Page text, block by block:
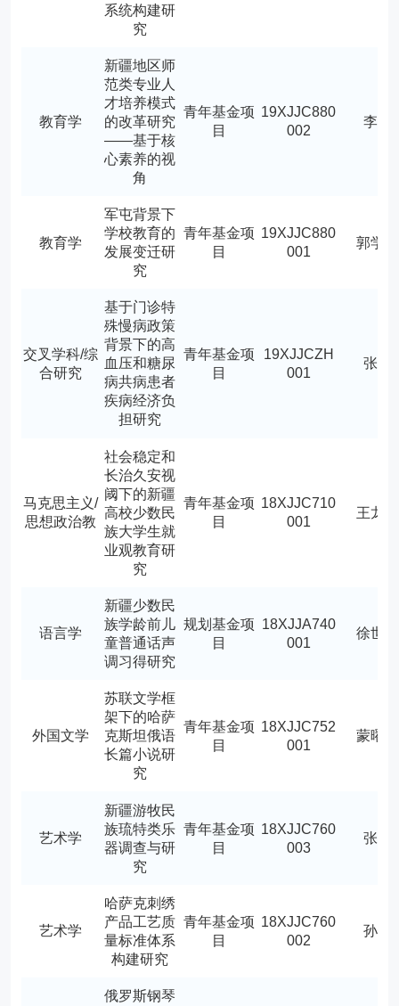
系统构建研
究
教育学
新疆地区师
范类专业人
才培养模式
的改革研究
——基于核
心素养的视
角
青年基金项
目
19XJJC880
002
李适
教育学
军屯背景下
学校教育的
发展变迁研
究
青年基金项
目
19XJJC880
001
郭学军
交叉学科/综
合研究
基于门诊特
殊慢病政策
背景下的高
血压和糖尿
病共病患者
疾病经济负
担研究
青年基金项
目
19XJJCZH
001
张梅
马克思主义/
思想政治教
社会稳定和
长治久安视
阈下的新疆
高校少数民
族大学生就
业观教育研
究
青年基金项
目
18XJJC710
001
王龙淼
语言学
新疆少数民
族学龄前儿
童普通话声
调习得研究
规划基金项
目
18XJJA740
001
徐世昌
外国文学
苏联文学框
架下的哈萨
克斯坦俄语
长篇小说研
究
青年基金项
目
18XJJC752
001
蒙曜登
艺术学
新疆游牧民
族琉特类乐
器调查与研
究
青年基金项
目
18XJJC760
003
张旭
艺术学
哈萨克刺绣
产品工艺质
量标准体系
构建研究
青年基金项
目
18XJJC760
002
孙宁
俄罗斯钢琴